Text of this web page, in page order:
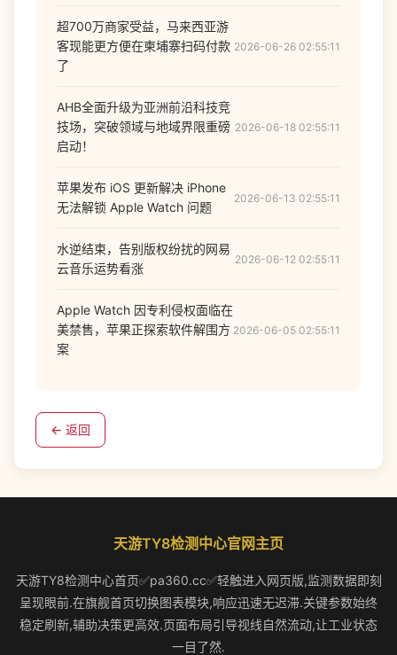
超700万商家受益，马来西亚游
客现能更方便在柬埔寨扫码付款
了
2026-06-26 02:55:11
AHB全面升级为亚洲前沿科技竞
技场，突破领域与地域界限重磅
启动！
2026-06-18 02:55:11
苹果发布 iOS 更新解决 iPhone
无法解锁 Apple Watch 问题
2026-06-13 02:55:11
水逆结束，告别版权纷扰的网易
云音乐运势看涨
2026-06-12 02:55:11
Apple Watch 因专利侵权面临在
美禁售，苹果正探索软件解围方
案
2026-06-05 02:55:11
← 返回
天游TY8检测中心官网主页
天游TY8检测中心首页✅pa360.cc✅轻触进入网页版,监测数据即刻
呈现眼前.在旗舰首页切换图表模块,响应迅速无迟滞.关键参数始终
稳定刷新,辅助决策更高效.页面布局引导视线自然流动,让工业状态
一目了然.